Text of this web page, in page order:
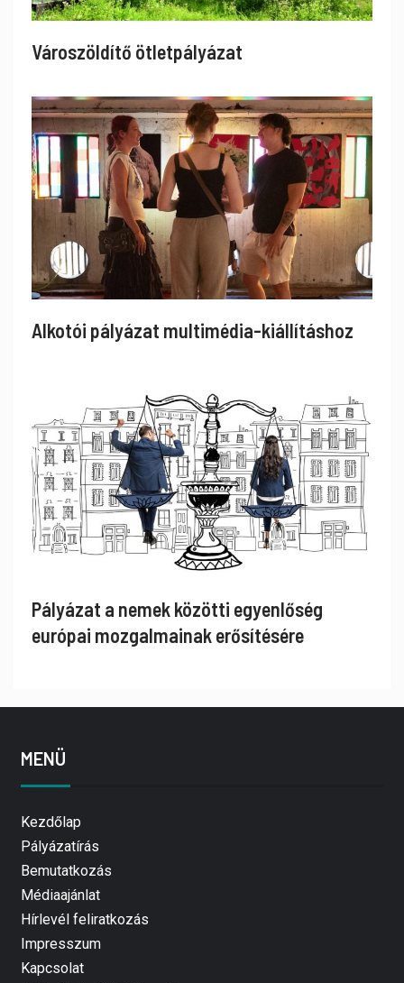
Városzöldítő ötletpályázat
Alkotói pályázat multimédia-kiállításhoz
Pályázat a nemek közötti egyenlőség
európai mozgalmainak erősítésére
MENÜ
Kezdőlap
Pályázatírás
Bemutatkozás
Médiaajánlat
Hírlevél feliratkozás
Impresszum
Kapcsolat